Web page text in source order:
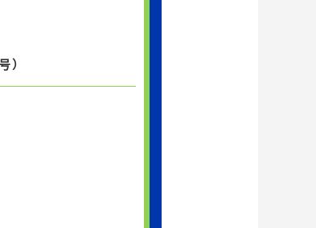
）